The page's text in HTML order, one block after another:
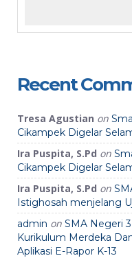
Recent
Tresa Agustian on
Cikampek Digelar
Ira Puspita, S.Pd on
Cikampek Digelar
Ira Puspita, S.Pd on
Istighosah menjelang
admin on SMA Negeri
Kurikulum Merdeka
Aplikasi E-Rapor K-13